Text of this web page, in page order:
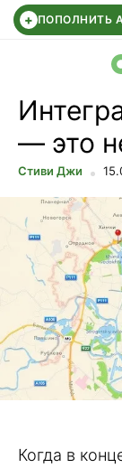
+ ПОПОЛНИТЬ
СБЕР
— это
Стиви Джи
Когда в